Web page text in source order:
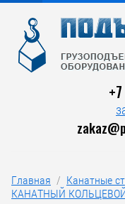
Главная
  /
Канатные
КАНАТНЫЙ